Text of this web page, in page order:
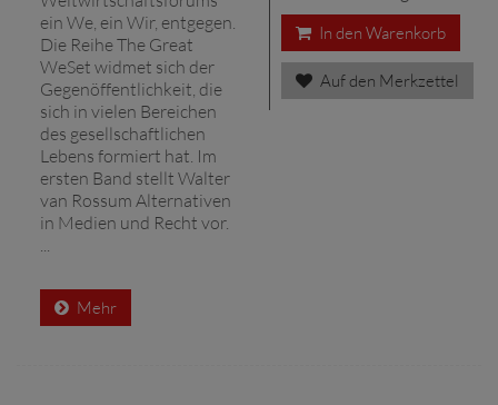
ein We, ein Wir, entgegen.
Die Reihe The Great
WeSet widmet sich der
Gegenöffentlichkeit, die
sich in vielen Bereichen
des gesellschaftlichen
Lebens formiert hat. Im
ersten Band stellt Walter
van Rossum Alternativen
in Medien und Recht vor.
Mehr
In den Warenkorb
Auf den Merkzettel